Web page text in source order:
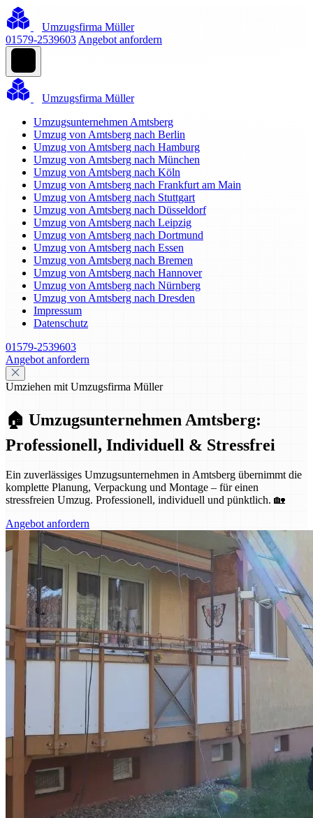
Umzugsfirma Müller
01579-2539603 Angebot anfordern
Umzugsfirma Müller
Umzugsunternehmen Amtsberg
Umzug von Amtsberg nach Berlin
Umzug von Amtsberg nach Hamburg
Umzug von Amtsberg nach München
Umzug von Amtsberg nach Köln
Umzug von Amtsberg nach Frankfurt am Main
Umzug von Amtsberg nach Stuttgart
Umzug von Amtsberg nach Düsseldorf
Umzug von Amtsberg nach Leipzig
Umzug von Amtsberg nach Dortmund
Umzug von Amtsberg nach Essen
Umzug von Amtsberg nach Bremen
Umzug von Amtsberg nach Hannover
Umzug von Amtsberg nach Nürnberg
Umzug von Amtsberg nach Dresden
Impressum
Datenschutz
01579-2539603
Angebot anfordern
Umziehen mit Umzugsfirma Müller
🏠 Umzugsunternehmen Amtsberg:
Professionell, Individuell & Stressfrei
Ein zuverlässiges Umzugsunternehmen in Amtsberg übernimmt die
komplette Planung, Verpackung und Montage – für einen
stressfreien Umzug. Professionell, individuell und pünktlich. 🏡
Angebot anfordern